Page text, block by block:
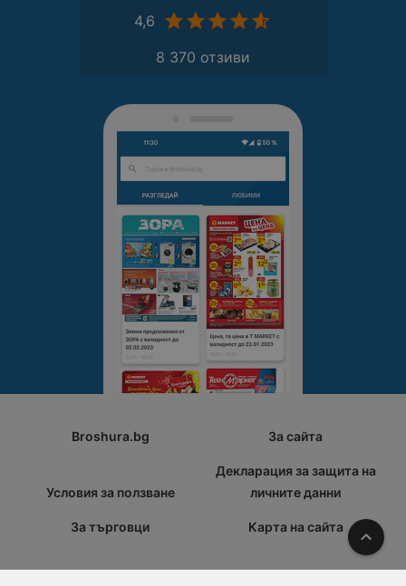
4,6
8 370 отзиви
Broshura.bg За сайта
Условия за ползване
Декларация за защита на
личните данни
За търговци Карта на сайта